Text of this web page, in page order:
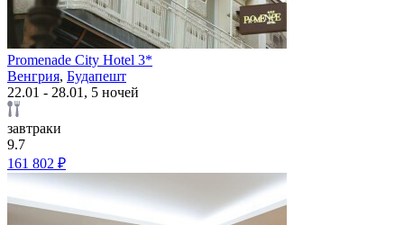
Promenade City Hotel 3*
Венгрия, Будапешт
22.01 - 28.01, 5 ночей
завтраки
9.7
161 802 ₽